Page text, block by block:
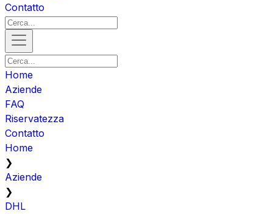
Contatto
Home
Aziende
FAQ
Riservatezza
Contatto
Home
❯
Aziende
❯
DHL